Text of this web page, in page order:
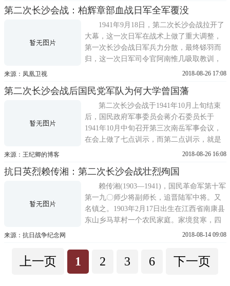
灭性的打击。薛岳统帅的第九战区从1939年
秋天第一次长沙会战之后，仍然驻扎在湘鄂
赣三省的长江以南地区，这个地区...
第二次长沙会战：柏辉章部血战日军全军覆没
1941年9月18日，第二次长沙会战拉开了
大幕，这一次日军在战术上做了重大调整，
第一次长沙会战日军兵力分散，最终铩羽而
归，这一次日军司令官阿南惟几吸取教训，
将绝大多数进攻部队并列部署在狭窄的正
到什么程度呢?在新墙河以北只有20公里宽的
正面上，阿南惟几布置了44个大队的兵力，
以及322门火炮和迫击炮，在当时...
来源：凤凰卫视 2018-08-26 17:08
第二次长沙会战后国民党军队为何大学曾国藩
第二次长沙会战于1941年10月上旬结束
后，国民政府军事委员会蒋介石委员长于
1941年10月中旬召开第三次南岳军事会议，
在会上做了七点训示，而第二点训示，就是
以曾文正为例，说明高级将领成功立业之
勤学习，不辞艰危，忠贞自效;二、要罗致人
才，健全幕僚，虚心接纳，相与砥砺;三、要
注重内心修养，时刻戒慎恐惧，力求...
来源：王纪卿的博客 2018-08-26 16:08
抗日英烈赖传湘：第二次长沙会战壮烈殉国
赖传湘(1903—1941)，国民革命军第十军
第一九〇师少将副师长，追晋陆军中将。又
名镇之。1903年2月17日出生在江西省南康县
东山乡马草村一个农民家庭。家境贫寒，四
个儿子中，父母只供聪明好学的赖传湘一人
入南昌省立第一中学。在校期间，受新思想
的影响，又目睹军阀混战，民不聊生，决心
来源：抗日战争纪念网 2018-08-14 09:08
上一页 1 2 3 6 下一页